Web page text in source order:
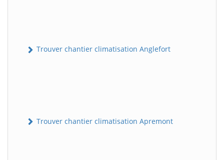
Trouver chantier climatisation Anglefort
Trouver chantier climatisation Apremont